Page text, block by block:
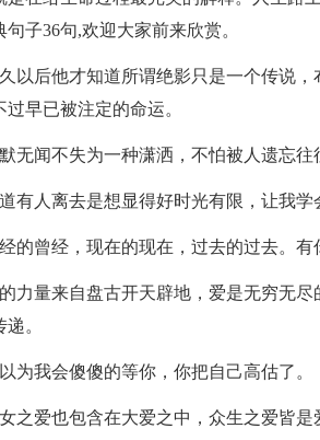
句子36句,欢迎大家前来欣赏。
以后他才知道所谓绝影只是一个传说
早已被注定的命运。
无闻不失为一种潇洒，不怕被人遗忘往
有人离去是想显得好时光有限，让我学
的曾经，现在的现在，过去的过去。有
力量来自盘古开天辟地，爱是无穷无
。
为我会傻傻的等你，你把自己高估了。
之爱也包含在大爱之中，众生之爱皆